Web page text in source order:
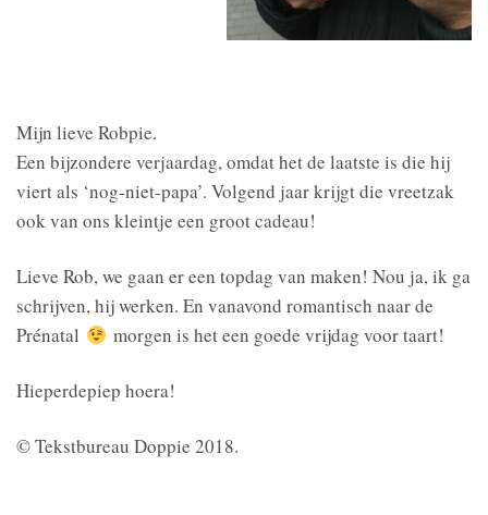
Mijn lieve Robpie.
Een bijzondere verjaardag, omdat het de laatste is die hij
viert als ‘nog-niet-papa’. Volgend jaar krijgt die vreetzak
ook van ons kleintje een groot cadeau!
Lieve Rob, we gaan er een topdag van maken! Nou ja, ik ga
schrijven, hij werken. En vanavond romantisch naar de
Prénatal
morgen is het een goede vrijdag voor taart!
Hieperdepiep hoera!
© Tekstbureau Doppie 2018.